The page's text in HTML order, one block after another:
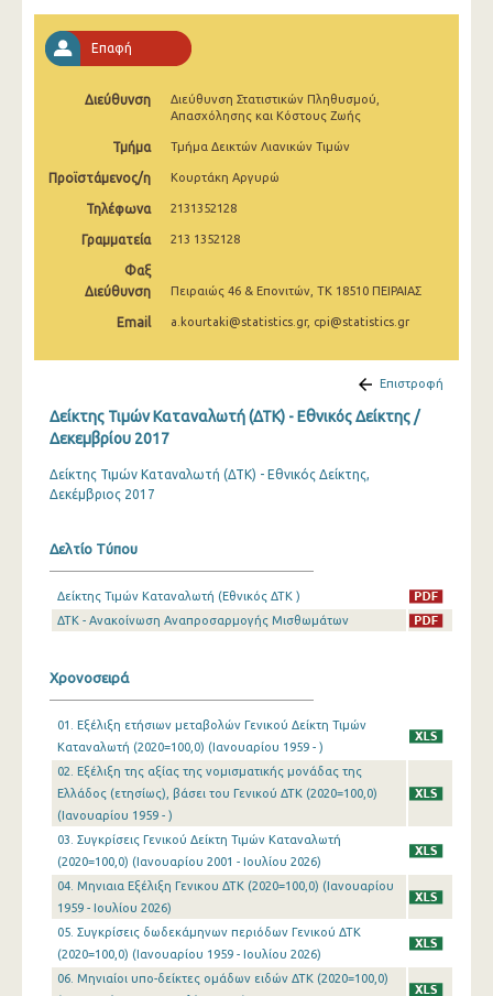
Μαρτίου 2025
Φεβρουαρίου 2025
Ιανουαρίου 2025
Δεκεμβρίου 2024
Οκτωβρίου 2024
Σεπτεμβρίου 2024
Ιουνίου 2024
Απριλίου 2024
Μαρτίου 2024
Ιανουαρίου 2024
Νοεμβρίου 2023
Οκτωβρίου 2023
Σεπτεμβρίου 2023
Αυγούστου 2023
Ιουλίου 2023
Ιουνίου 2023
Μαΐου 2023
Απριλίου 2023
Επαφή
Διεύθυνση
Διεύθυνση Στατιστικών Πληθυσμού,
Απασχόλησης και Κόστους Ζωής
Τμήμα Τμήμα Δεικτών Λιανικών Τιμών
Προϊστάμενος/η Κουρτάκη Αργυρώ
Τηλέφωνα 2131352128
Γραμματεία 213 1352128
Φαξ
Διεύθυνση
Πειραιώς 46 & Επονιτών, ΤΚ 18510 ΠΕΙΡΑΙΑΣ
Email a.kourtaki@statistics.gr, cpi@statistics.gr
Επιστροφή
Δείκτης Τιμών Καταναλωτή (ΔΤΚ) - Εθνικός Δείκτης /
Δεκεμβρίου 2017
Δείκτης Τιμών Καταναλωτή (ΔΤΚ) - Εθνικός Δείκτης,
Δεκέμβριος 2017
Δελτίο Τύπου
Δείκτης Τιμών Καταναλωτή (Εθνικός ΔΤΚ )
ΔΤΚ - Ανακοίνωση Αναπροσαρμογής Μισθωμάτων
Χρονοσειρά
01. Εξέλιξη ετήσιων μεταβολών Γενικού Δείκτη Τιμών
Καταναλωτή (2020=100,0) (Ιανουαρίου 1959 - )
02. Εξέλιξη της αξίας της νομισματικής μονάδας της
Ελλάδος (ετησίως), βάσει του Γενικού ΔΤΚ (2020=100,0)
(Ιανουαρίου 1959 - )
03. Συγκρίσεις Γενικού Δείκτη Τιμών Καταναλωτή
(2020=100,0) (Ιανουαρίου 2001 - Ιουλίου 2026)
04. Μηνιαια Εξέλιξη Γενικου ΔΤΚ (2020=100,0) (Ιανουαρίου
1959 - Ιουλίου 2026)
05. Συγκρίσεις δωδεκάμηνων περιόδων Γενικού ΔΤΚ
(2020=100,0) (Ιανουαρίου 1959 - Ιουλίου 2026)
06. Μηνιαίοι υπο-δείκτες ομάδων ειδών ΔΤΚ (2020=100,0)